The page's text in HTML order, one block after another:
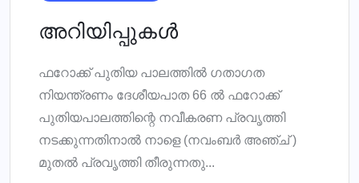
അറിയിപ്പുകൾ
ഫറോക്ക് പുതിയ പാലത്തിൽ ഗതാഗത
നിയന്ത്രണം ദേശീയപാത 66 ൽ ഫറോക്ക്
പുതിയപാലത്തിന്റെ നവീകരണ പ്രവൃത്തി
നടക്കുന്നതിനാൽ നാളെ (നവംബർ അഞ്ച് )
മുതൽ പ്രവൃത്തി തീരുന്നതു...